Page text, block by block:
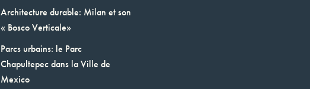
Architecture durable: Milan et son
« Bosco Verticale»
Parcs urbains: le Parc
Chapultepec dans la Ville de
Mexico